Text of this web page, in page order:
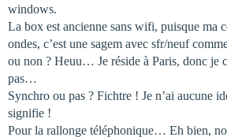
windows.
La box est ancienne sans wifi, puisque ma
ondes, c’est une sagem avec sfr/neuf
ou non ? Heuu… Je réside à Paris, donc je
pas…
Synchro ou pas ? Fichtre ! Je n’ai aucune
signifie !
Pour la rallonge téléphonique… Eh bien,